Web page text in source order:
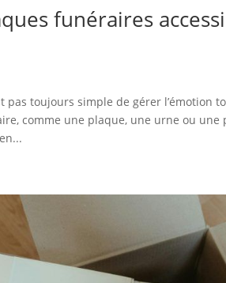
funéraires
pas toujours simple de gérer
comme une plaque, une urne ou une